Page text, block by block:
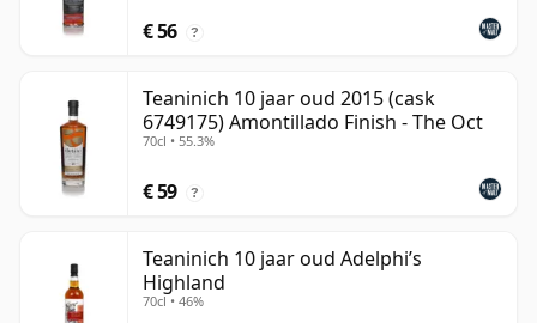
€ 56 ?
Teaninich 10 jaar oud 2015 (cask
6749175) Amontillado Finish - The Oct
70cl • 55.3%
€ 59 ?
Teaninich 10 jaar oud Adelphi’s
Highland
70cl • 46%